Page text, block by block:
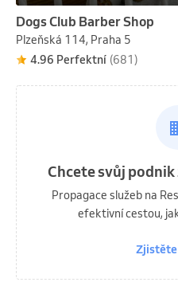
Dogs Club Barber Shop
Plzeňská 114, Praha 5
4.96 Perfektní (681)
Chcete svůj
Propagace služeb na
efektivní cestou,